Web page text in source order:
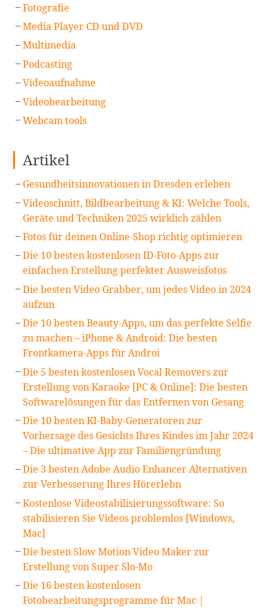
Fotografie
Media Player CD und DVD
Multimedia
Podcasting
Videoaufnahme
Videobearbeitung
Webcam tools
Artikel
Gesundheitsinnovationen in Dresden erleben
Videoschnitt, Bildbearbeitung & KI: Welche Tools,
Geräte und Techniken 2025 wirklich zählen
Fotos für deinen Online-Shop richtig optimieren
Die 10 besten kostenlosen ID-Foto-Apps zur
einfachen Erstellung perfekter Ausweisfotos
Die besten Video Grabber, um jedes Video in 2024
aufzun
Die 10 besten Beauty-Apps, um das perfekte Selfie
zu machen – iPhone & Android: Die besten
Frontkamera-Apps für Androi
Die 5 besten kostenlosen Vocal Removers zur
Erstellung von Karaoke [PC & Online]: Die besten
Softwarelösungen für das Entfernen von Gesang
Die 10 besten KI-Baby-Generatoren zur
Vorhersage des Gesichts Ihres Kindes im Jahr 2024
– Die ultimative App zur Familiengründung
Die 3 besten Adobe Audio Enhancer Alternativen
zur Verbesserung Ihres Hörerlebn
Kostenlose Videostabilisierungssoftware: So
stabilisieren Sie Videos problemlos [Windows,
Mac]
Die besten Slow Motion Video Maker zur
Erstellung von Super Slo-Mo
Die 16 besten kostenlosen
Fotobearbeitungsprogramme für Mac |